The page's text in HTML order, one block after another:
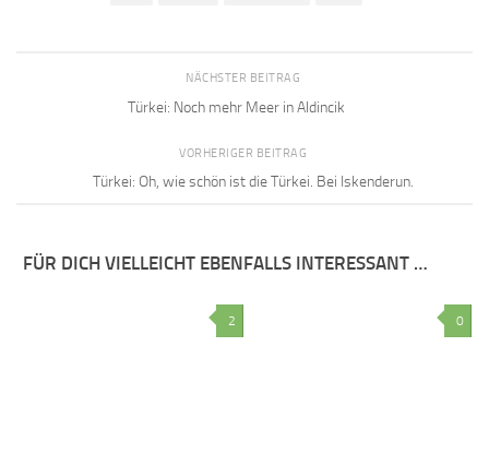
NÄCHSTER BEITRAG
Türkei: Noch mehr Meer in Aldincik
VORHERIGER BEITRAG
Türkei: Oh, wie schön ist die Türkei. Bei Iskenderun.
FÜR DICH VIELLEICHT EBENFALLS INTERESSANT …
2 0